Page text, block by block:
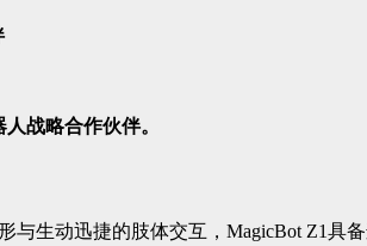
战略合作伙伴。
生动迅捷的肢体交互，MagicBot Z1具